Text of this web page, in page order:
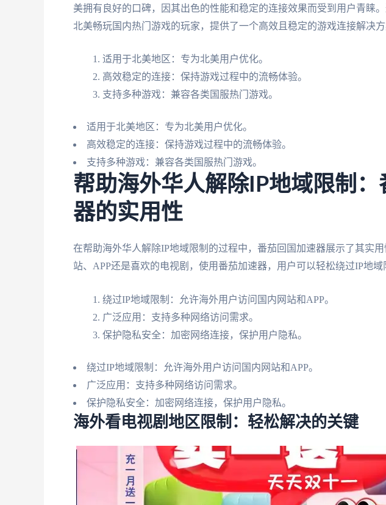
美拥有良好的口碑，因其出色的性能和稳定的连接效果而受到用户青睐
北美畅玩国内热门游戏的玩家，提供了一个高效且稳定的游戏连接解决方
适用于北美地区：专为北美用户优化。
高效稳定的连接：保持游戏过程中的流畅体验。
支持多种游戏：兼容各类国服热门游戏。
适用于北美地区：专为北美用户优化。
高效稳定的连接：保持游戏过程中的流畅体验。
支持多种游戏：兼容各类国服热门游戏。
帮助海外华人解除IP地域限制
器的实用性
在帮助海外华人解除IP地域限制的过程中，番茄回国加速器展示了其实
站、APP还是喜欢的电视剧，使用番茄加速器，用户可以轻松绕过IP地域
绕过IP地域限制：允许海外用户访问国内网站和APP。
广泛应用：支持多种网络访问需求。
保护隐私安全：加密网络连接，保护用户隐私。
绕过IP地域限制：允许海外用户访问国内网站和APP。
广泛应用：支持多种网络访问需求。
保护隐私安全：加密网络连接，保护用户隐私。
海外看电视剧地区限制：轻松解决的关键